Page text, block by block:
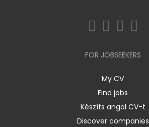
FOR JOBSEEKERS
My CV
Find jobs
Készíts angol CV-t
Discover companies